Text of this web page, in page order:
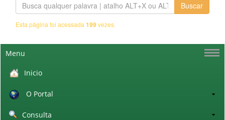
Buscar
Esta página foi acessada 199vezes.
Menu
Inicio
O Portal
Consulta